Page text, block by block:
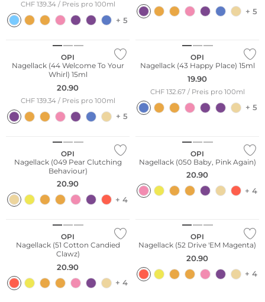
CHF 139.34 / Preis pro 100ml
+ 5
+ 5
OPI
Nagellack (44 Welcome To Your
Whirl) 15ml
20.90
CHF 139.34 / Preis pro 100ml
+ 5
OPI
Nagellack (43 Happy Place) 15ml
19.90
CHF 132.67 / Preis pro 100ml
+ 5
OPI
Nagellack (049 Pear Clutching
Behaviour)
20.90
+ 4
OPI
Nagellack (050 Baby, Pink Again)
20.90
+ 4
OPI
Nagellack (51 Cotton Candied
Clawz)
20.90
+ 4
OPI
Nagellack (52 Drive 'EM Magenta)
20.90
+ 4